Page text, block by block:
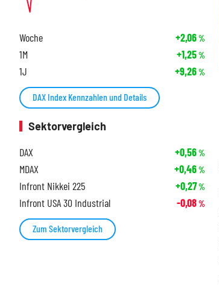
Woche +2,06%
1M +1,25%
1J +9,26%
DAX Index Kennzahlen und Details
Sektorvergleich
DAX
+0,56%
MDAX +0,46%
Infront Nikkei 225 +0,27%
Infront USA 30 Industrial -0,08%
Zum Sektorvergleich